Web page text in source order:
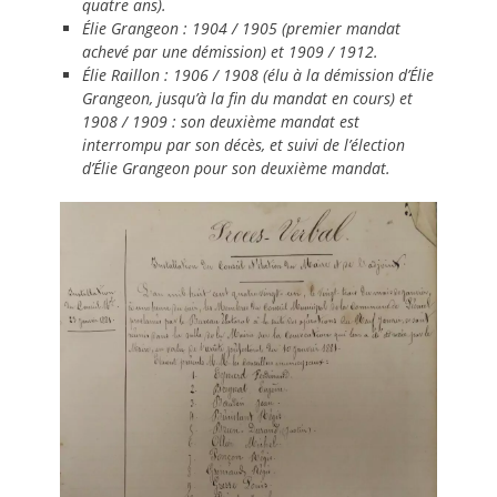
quatre ans).
Élie Grangeon : 1904 / 1905 (premier mandat
achevé par une démission) et 1909 / 1912.
Élie Raillon : 1906 / 1908 (élu à la démission d’Élie
Grangeon, jusqu’à la fin du mandat en cours) et
1908 / 1909 : son deuxième mandat est
interrompu par son décès, et suivi de l’élection
d’Élie Grangeon pour son deuxième mandat.